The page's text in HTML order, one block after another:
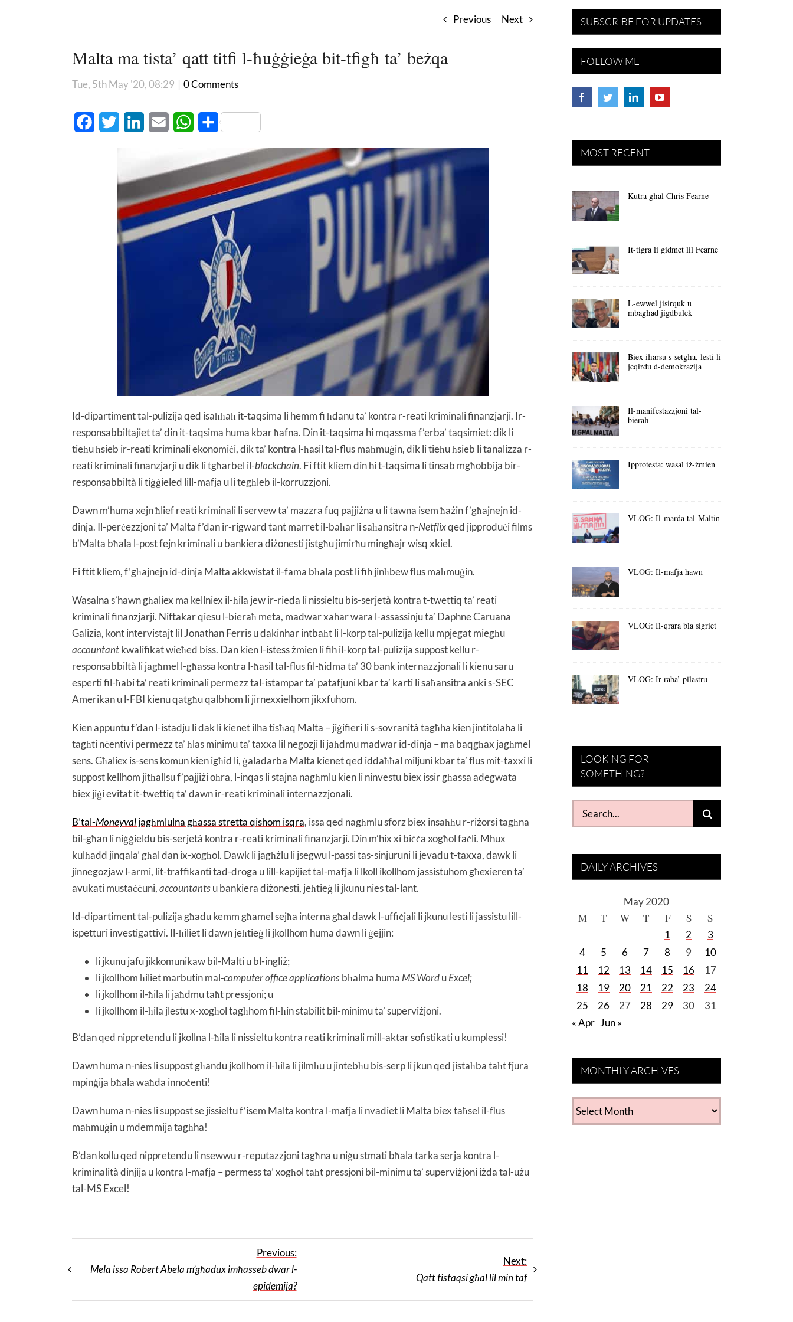
Previous Next
Malta ma tista’ qatt titfi l-ħuġġieġa bit-tfigħ ta’ beżqa
Tue, 5th May '20, 08:29 | 0 Comments
FacebookTwitter LinkedInEmail WhatsApp
Share
Id-dipartiment tal-pulizija qed isaħħaħ it-taqsima li hemm fi ħdanu ta’ kontra r-reati kriminali finanzjarji. Ir-
responsabbiltajiet ta’ din it-taqsima huma kbar ħafna. Din it-taqsima hi mqassma f’erba’ taqsimiet: dik li
tieħu ħsieb ir-reati kriminali ekonomiċi, dik ta’ kontra l-ħasil tal-flus maħmuġin, dik li tieħu ħsieb li tanalizza r-
reati kriminali finanzjarji u dik li tgħarbel il-blockchain. Fi ftit kliem din hi t-taqsima li tinsab mgħobbija bir-
responsabbiltà li tiġġieled lill-mafja u li tegħleb il-korruzzjoni.
Dawn m’huma xejn ħlief reati kriminali li servew ta’ mazzra fuq pajjiżna u li tawna isem ħażin f’għajnejn id-
dinja. Il-perċezzjoni ta’ Malta f’dan ir-rigward tant marret il-baħar li saħansitra n-Netflixqed jipproduċi films
b’Malta bħala l-post fejn kriminali u bankiera diżonesti jistgħu jimirħu mingħajr wisq xkiel.
Fi ftit kliem, f’għajnejn id-dinja Malta akkwistat il-fama bħala post li fih jinħbew flus maħmuġin.
Wasalna s’hawn għaliex ma kellniex il-ħila jew ir-rieda li nissieltu bis-serjetà kontra t-twettiq ta’ reati
kriminali finanzjarji. Niftakar qiesu l-bieraħ meta, madwar xahar wara l-assassinju ta’ Daphne Caruana
Galizia, kont intervistajt lil Jonathan Ferris u dakinhar intbaħt li l-korp tal-pulizija kellu mpjegat miegħu
accountantkwalifikat wieħed biss. Dan kien l-istess żmien li fih il-korp tal-pulizija suppost kellu r-
responsabbiltà li jagħmel l-għassa kontra l-ħasil tal-flus fil-ħidma ta’ 30 bank internazzjonali li kienu saru
esperti fil-ħabi ta’ reati kriminali permezz tal-istampar ta’ patafjuni kbar ta’ karti li saħansitra anki s-SEC
Amerikan u l-FBI kienu qatgħu qalbhom li jirnexxielhom jikxfuhom.
Kien appuntu f’dan l-istadju li dak li kienet ilha tisħaq Malta – jiġifieri li s-sovranità tagħha kien jintitolaha li
tagħti nċentivi permezz ta’ ħlas minimu ta’ taxxa lil negozji li jaħdmu madwar id-dinja – ma baqgħax jagħmel
sens. Għaliex is-sens komun kien igħid li, ġaladarba Malta kienet qed iddaħħal miljuni kbar ta’ flus mit-taxxi li
suppost kellhom jitħallsu f’pajjiżi oħra, l-inqas li stajna nagħmlu kien li ninvestu biex issir għassa adegwata
biex jiġi evitat it-twettiq ta’ dawn ir-reati kriminali internazzjonali.
B’tal-Moneyvaljagħmlulna għassa stretta qishom isqra, issa qed nagħmlu sforz biex insaħħu r-riżorsi tagħna
bil-għan li niġġieldu bis-serjetà kontra r-reati kriminali finanzjarji. Din m’hix xi biċċa xogħol faċli. Mhux
kulħadd jinqala’ għal dan ix-xogħol. Dawk li jagħżlu li jsegwu l-passi tas-sinjuruni li jevadu t-taxxa, dawk li
jinnegozjaw l-armi, lit-traffikanti tad-droga u lill-kapijiet tal-mafja li lkoll ikollhom jassistuhom għexieren ta’
avukati mustaċċuni,accountantsu bankiera diżonesti, jeħtieġ li jkunu nies tal-lant.
Id-dipartiment tal-pulizija għadu kemm għamel sejħa interna għal dawk l-uffiċjali li jkunu lesti li jassistu lill-
ispetturi investigattivi. Il-ħiliet li dawn jeħtieġ li jkollhom huma dawn li ġejjin:
li jkunu jafu jikkomunikaw bil-Malti u bl-ingliż;
li jkollhom ħiliet marbutin mal-computer office applicationsbħalma huma MS WorduExcel;
li jkollhom il-ħila li jaħdmu taħt pressjoni; u
li jkollhom il-ħila jlestu x-xogħol tagħhom fil-ħin stabilit bil-minimu ta’ superviżjoni.
B’dan qed nippretendu li jkollna l-ħila li nissieltu kontra reati kriminali mill-aktar sofistikati u kumplessi!
Dawn huma n-nies li suppost għandu jkollhom il-ħila li jilmħu u jintebħu bis-serp li jkun qed jistaħba taħt fjura
mpinġija bħala waħda innoċenti!
Dawn huma n-nies li suppost se jissieltu f’isem Malta kontra l-mafja li nvadiet li Malta biex taħsel il-flus
maħmuġin u mdemmija tagħha!
B’dan kollu qed nippretendu li nsewwu r-reputazzjoni tagħna u niġu stmati bħala tarka serja kontra l-
kriminalità dinjija u kontra l-mafja – permess ta’ xogħol taħt pressjoni bil-minimu ta’ superviżjoni iżda tal-użu
tal-MS Excel!
Previous:
Mela issa Robert Abela m’għadux imħasseb dwar l-
epidemija?
Next:
Qatt tistaqsi għal lil min taf
SUBSCRIBE FOR UPDATES
FOLLOW ME
MOST RECENT
Kutra għal Chris Fearne
It-tigra li gidmet lil Fearne
L-ewwel jisirquk u
mbagħad jigdbulek
Biex iħarsu s-setgħa, lesti li
jeqirdu d-demokrazija
Il-manifestazzjoni tal-
bieraħ
Ipprotesta: wasal iż-żmien
VLOG: Il-marda tal-Maltin
VLOG: Il-mafja hawn
VLOG: Il-qrara bla sigriet
VLOG: Ir-raba’ pilastru
LOOKING FOR
SOMETHING?
Search
for:
DAILY ARCHIVES
May 2020
M T W T F S S
1 2
3
4
5 6 7 8 9
10
11
12 13 14 15 16
17
18
19 20 21 22 23
24
25
26 27 28 29 30
31
« Apr Jun »
MONTHLY ARCHIVES
MONTHLY
ARCHIVES